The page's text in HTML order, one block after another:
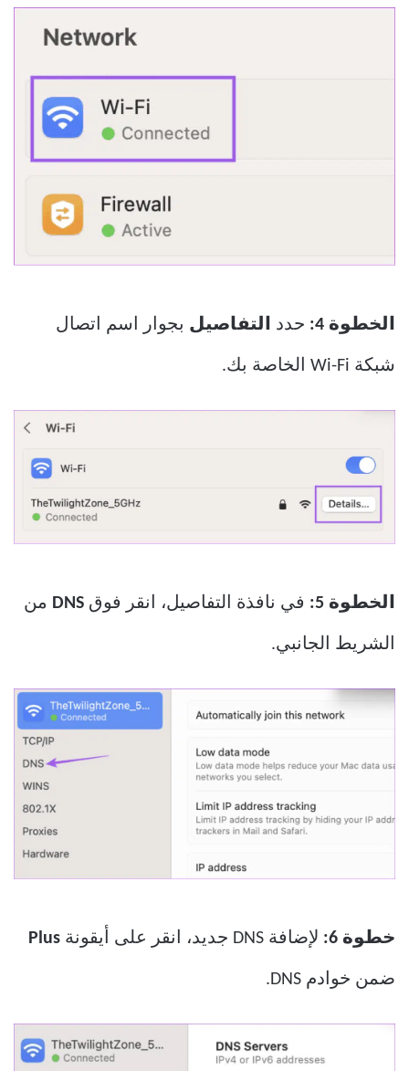
الخطوة 4: حدد التفاصيل بجوار اسم اتصال
شبكة Wi-Fi الخاصة بك.
الخطوة 5: في نافذة التفاصيل، انقر فوق DNS من
الشريط الجانبي.
خطوة 6: لإضافة DNS جديد، انقر على أيقونة Plus
ضمن خوادم DNS.